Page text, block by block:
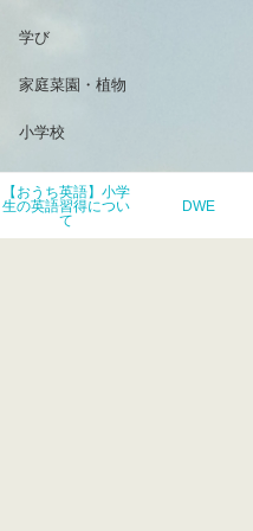
学び
家庭菜園・植物
小学校
【おうち英語】小学
生の英語習得につい
て
DWE